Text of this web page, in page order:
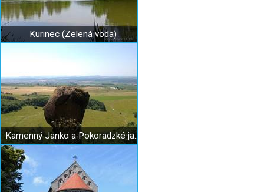
Kurinec (Zelená voda)
Kamenný Janko a Pokoradzké jazierka